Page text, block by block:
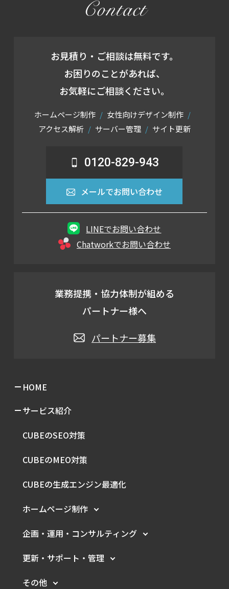
Contact
お見積り・ご相談は無料です。
お困りのことがあれば、
お気軽にご相談ください。
ホームページ制作
女性向けデザイン制作
アクセス解析
サーバー管理 サイト更新
0120-829-943
メールでお問い合わせ
LINEでお問い合わせ
Chatworkでお問い合わせ
業務提携・協力体制が組める
パートナー様へ
パートナー募集
HOME
サービス紹介
CUBEのSEO対策
CUBEのMEO対策
CUBEの生成エンジン最適化
ホームページ制作
企画・運用・ コンサルティング
更新・サポート・管理
その他